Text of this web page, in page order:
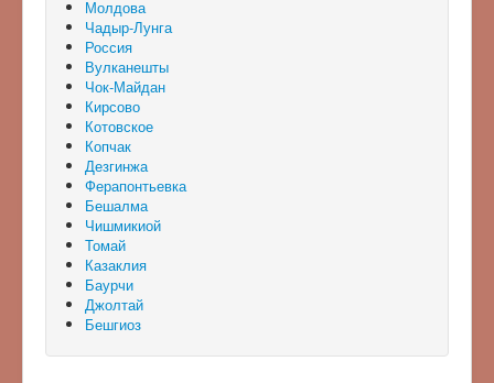
Молдова
Чадыр-Лунга
Россия
Вулканешты
Чок-Майдан
Кирсово
Котовское
Копчак
Дезгинжа
Ферапонтьевка
Бешалма
Чишмикиой
Томай
Казаклия
Баурчи
Джолтай
Бешгиоз